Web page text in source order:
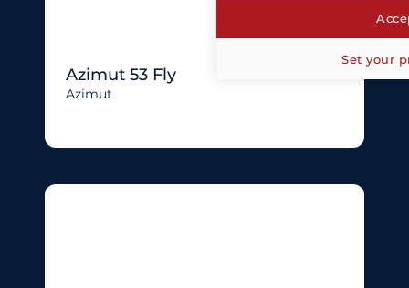
Azimut 53 Fly
Azimut
Set your